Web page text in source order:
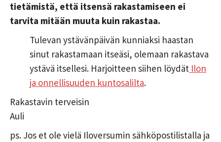
tietämistä, että itsensä rakastamiseen ei
tarvita mitään muuta kuin rakastaa.
Tulevan ystävänpäivän kunniaksi haastan
sinut rakastamaan itseäsi, olemaan rakastava
ystävä itsellesi. Harjoitteen siihen löydät Ilon
ja onnellisuuden kuntosalilta.
Rakastavin terveisin
Auli
ps. Jos et ole vielä Iloversumin sähköpostilistalla ja